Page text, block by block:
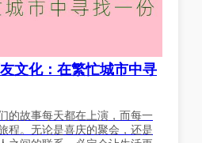
文化：在繁忙城市中寻
的故事每天都在上演，而每一
程。无论是喜庆的聚会，还是